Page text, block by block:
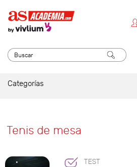
Categorías
Tenis de mesa
TEST